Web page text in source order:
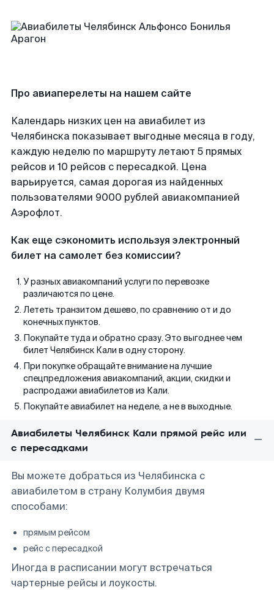
Про авиаперелеты на нашем сайте
Календарь низких цен на авиабилет из
Челябинска показывает выгодные месяца в году,
каждую неделю по маршруту летают 5 прямых
рейсов и 10 рейсов с пересадкой. Цена
варьируется, самая дорогая из найденных
пользователями 9000 рублей авиакомпанией
Аэрофлот.
Как еще сэкономить используя электронный
билет на самолет без комиссии?
У разных авиакомпаний услуги по перевозке
различаются по цене.
Лететь транзитом дешево, по сравнению от и до
конечных пунктов.
Покупайте туда и обратно сразу. Это выгоднее чем
билет Челябинск Кали в одну сторону.
При покупке обращайте внимание на лучшие
спецпредложения авиакомпаний, акции, скидки и
распродажи авиабилетов из Кали.
Покупайте авиабилет на неделе, а не в выходные.
Авиабилеты Челябинск Кали прямой рейс или
с пересадками
Вы можете добраться из Челябинска с
авиабилетом в страну Колумбия двумя
способами:
прямым рейсом
рейс с пересадкой
Иногда в расписании могут встречаться
чартерные рейсы и лоукосты.